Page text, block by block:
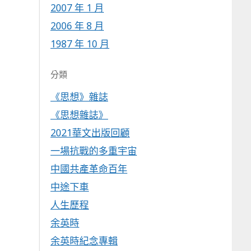
2007 年 1 月
2006 年 8 月
1987 年 10 月
分類
《思想》雜誌
《思想雜誌》
2021華文出版回顧
一場抗戰的多重宇宙
中國共產革命百年
中途下車
人生歷程
余英時
余英時紀念專輯